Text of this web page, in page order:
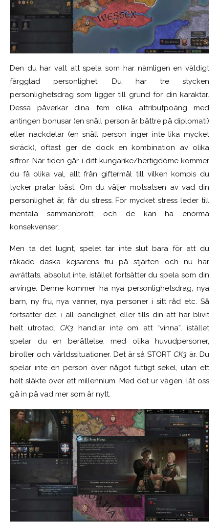
Den du har valt att spela som har nämligen en väldigt
färgglad personlighet. Du har tre stycken
personlighetsdrag som ligger till grund för din karaktär.
Dessa påverkar dina fem olika attributpoäng med
antingen bonusar (en snäll person är bättre på diplomati)
eller nackdelar (en snäll person inger inte lika mycket
skräck), oftast ger de dock en kombination av olika
siffror. När tiden går i ditt kungarike/hertigdöme kommer
du få olika val, allt från giftermål till vilken kompis du
tycker pratar bäst. Om du väljer motsatsen av vad din
personlighet är, får du stress. För mycket stress leder till
mentala sammanbrott, och de kan ha enorma
konsekvenser…
Men ta det lugnt, spelet tar inte slut bara för att du
råkade daska kejsarens fru på stjärten och nu har
avrättats, absolut inte, istället fortsätter du spela som din
arvinge. Denne kommer ha nya personlighetsdrag, nya
barn, ny fru, nya vänner, nya personer i sitt råd etc. Så
fortsätter det, i all oändlighet, eller tills din ätt har blivit
helt utrotad. CK3 handlar inte om att “vinna”, istället
spelar du en berättelse, med olika huvudpersoner,
biroller och världssituationer. Det är så STORTCK3 är. Du
spelar inte en person över något futtigt sekel, utan ett
helt släkte över ett millennium. Med det ur vägen, låt oss
gå in på vad mer som är nytt.